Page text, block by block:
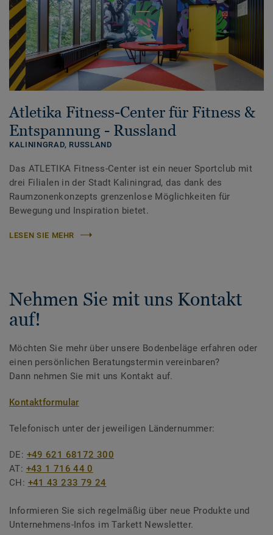
Atletika Fitness-Center für Fitness &
Entspannung - Russland
KALININGRAD, RUSSLAND
Das ATLETIKA Fitness-Center ist ein neuer Sportclub mit
drei Filialen in der Stadt Kaliningrad, das dank des
Raumzonenkonzepts grenzenlose Möglichkeiten für
Bewegung und Inspiration bietet.
LESEN SIE MEHR
Nehmen Sie mit uns Kontakt
auf!
Möchten Sie mehr über unsere Bodenbeläge erfahren oder
einen persönlichen Beratungstermin vereinbaren?
Dann nehmen Sie mit uns Kontakt auf.
Kontaktformular
Telefonisch unter der jeweiligen Ländernummer:
DE: +49 621 68172 300
AT: +43 1 716 44 0
CH: +41 43 233 79 24
Informieren Sie sich regelmäßig über neue Produkte und
Unternehmens-Infos im Tarkett Newsletter.